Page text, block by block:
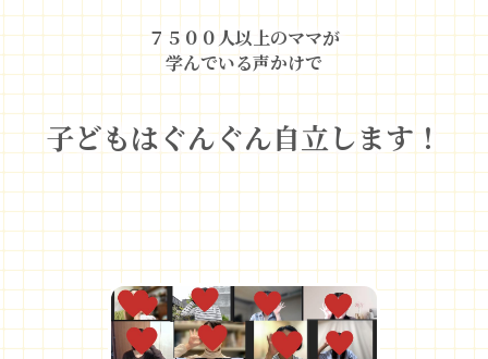
７５００人以上のママが
学んでいる声かけで
子どもはぐんぐん自立します！